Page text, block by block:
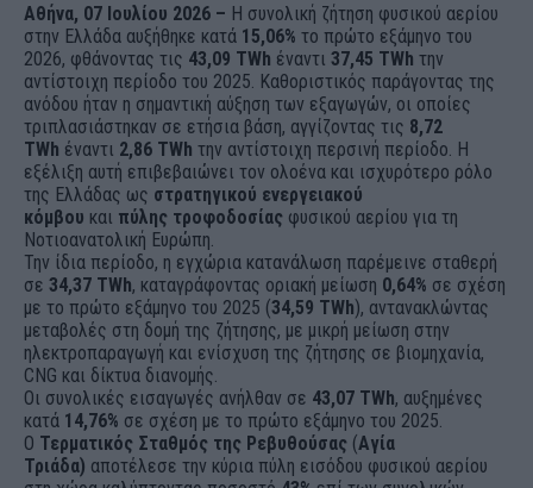
Αθήνα, 07 Ιουλίου 2026 – Η συνολική ζήτηση φυσικού αερίου
στην Ελλάδα αυξήθηκε κατά 15,06% το πρώτο εξάμηνο του
2026, φθάνοντας τις 43,09 TWh έναντι 37,45 TWh την
αντίστοιχη περίοδο του 2025. Καθοριστικός παράγοντας της
ανόδου ήταν η σημαντική αύξηση των εξαγωγών, οι οποίες
τριπλασιάστηκαν σε ετήσια βάση, αγγίζοντας τις 8,72
TWh έναντι 2,86 TWh την αντίστοιχη περσινή περίοδο. Η
εξέλιξη αυτή επιβεβαιώνει τον ολοένα και ισχυρότερο ρόλο
της Ελλάδας ως στρατηγικού ενεργειακού
κόμβου και πύλης τροφοδοσίας φυσικού αερίου για τη
Νοτιοανατολική Ευρώπη.
Την ίδια περίοδο, η εγχώρια κατανάλωση παρέμεινε σταθερή
σε 34,37 TWh, καταγράφοντας οριακή μείωση 0,64% σε σχέση
με το πρώτο εξάμηνο του 2025 (34,59 TWh), αντανακλώντας
μεταβολές στη δομή της ζήτησης, με μικρή μείωση στην
ηλεκτροπαραγωγή και ενίσχυση της ζήτησης σε βιομηχανία,
CNG και δίκτυα διανομής.
Οι συνολικές εισαγωγές ανήλθαν σε 43,07 TWh, αυξημένες
κατά 14,76% σε σχέση με το πρώτο εξάμηνο του 2025.
Ο Τερματικός Σταθμός της Ρεβυθούσας (Αγία
Τριάδα) αποτέλεσε την κύρια πύλη εισόδου φυσικού αερίου